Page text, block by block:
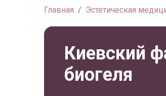
Главная Эстетическая
Киевский
биогеля